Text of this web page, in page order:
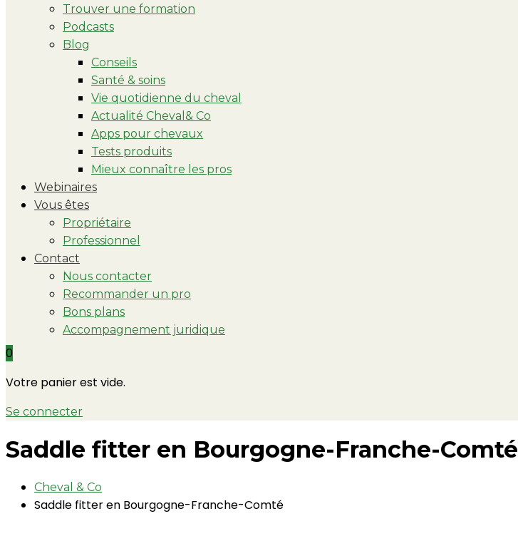
Trouver une formation
Podcasts
Blog
Conseils
Santé & soins
Vie quotidienne du cheval
Actualité Cheval& Co
Apps pour chevaux
Tests produits
Mieux connaître les pros
Webinaires
Vous êtes
Propriétaire
Professionnel
Contact
Nous contacter
Recommander un pro
Bons plans
Accompagnement juridique
0
Votre panier est vide.
Se connecter
Saddle fitter en Bourgogne-Franche-Comté
Cheval & Co
Saddle fitter en Bourgogne-Franche-Comté